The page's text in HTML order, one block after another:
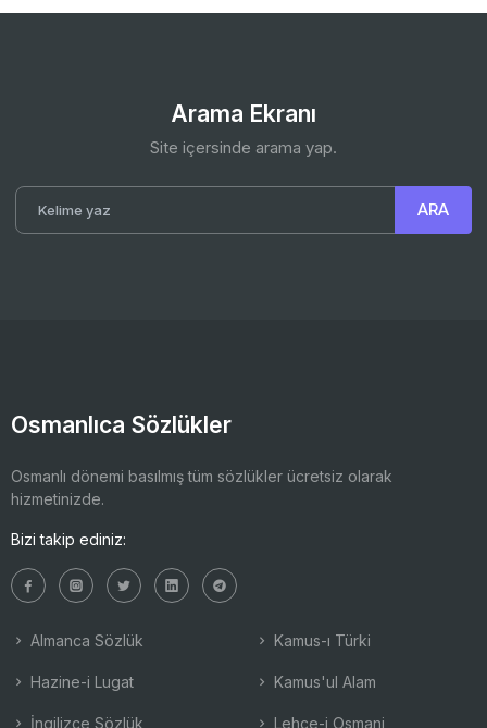
Arama Ekranı
Site içersinde arama yap.
Osmanlıca Sözlükler
Osmanlı dönemi basılmış tüm sözlükler ücretsiz olarak
hizmetinizde.
Bizi takip ediniz:
Almanca Sözlük
Hazine-i Lugat
İngilizce Sözlük
Kamus-ı Türki
Kamus'ul Alam
Lehçe-i Osmani